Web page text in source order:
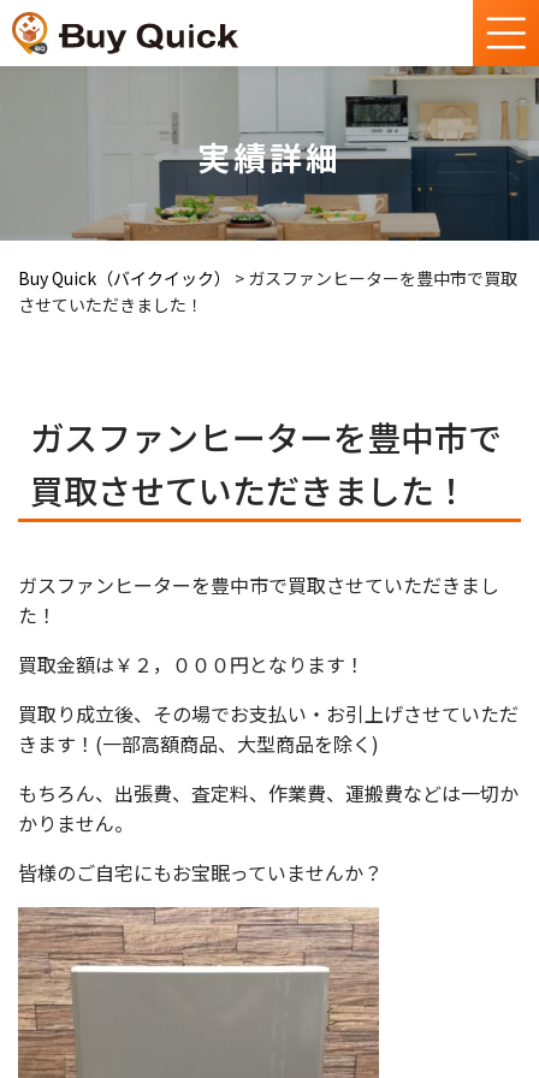
実績詳細
Buy Quick（バイクイック） > ガスファンヒーターを豊中市で買取
させていただきました！
ガスファンヒーターを豊中市で
買取させていただきました！
ガスファンヒーターを豊中市で買取させていただきまし
た！
買取金額は￥２，０００円となります！
買取り成立後、その場でお支払い・お引上げさせていただ
きます！(一部高額商品、大型商品を除く)
もちろん、出張費、査定料、作業費、運搬費などは一切か
かりません。
皆様のご自宅にもお宝眠っていませんか？